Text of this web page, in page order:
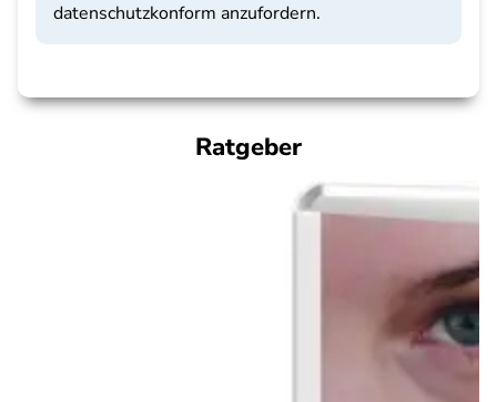
datenschutzkonform anzufordern.
Ratgeber